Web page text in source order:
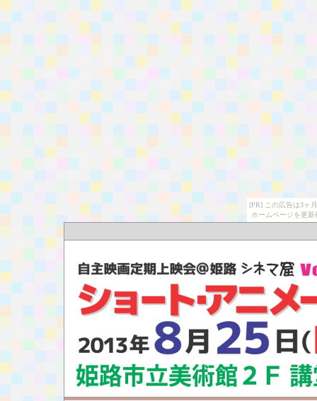
[PR] この広告は3ヶ
ホームページを更